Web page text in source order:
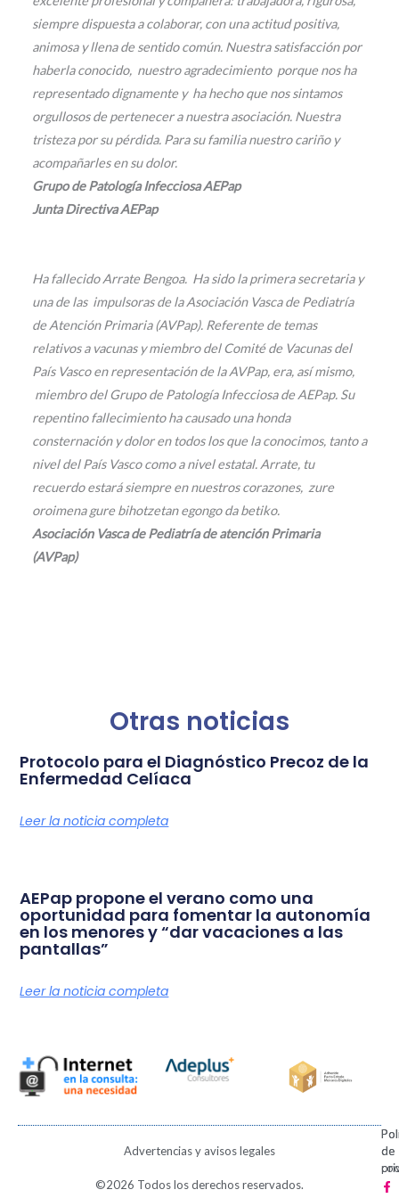
siempre dispuesta a colaborar, con una actitud positiva,
animosa y llena de sentido común. Nuestra satisfacción por
haberla conocido, nuestro agradecimiento porque nos ha
representado dignamente y ha hecho que nos sintamos
orgullosos de pertenecer a nuestra asociación. Nuestra
tristeza por su pérdida. Para su familia nuestro cariño y
acompañarles en su dolor.
Grupo de Patología Infecciosa AEPap
Junta Directiva AEPap
Ha fallecido Arrate Bengoa. Ha sido la primera secretaria y
una de las impulsoras de la Asociación Vasca de Pediatría
de Atención Primaria (AVPap). Referente de temas
relativos a vacunas y miembro del Comité de Vacunas del
País Vasco en representación de la AVPap, era, así mismo,
miembro del Grupo de Patología Infecciosa de AEPap. Su
repentino fallecimiento ha causado una honda
consternación y dolor en todos los que la conocimos, tanto a
nivel del País Vasco como a nivel estatal. Arrate, tu
recuerdo estará siempre en nuestros corazones, zure
oroimena gure bihotzetan egongo da betiko.
Asociación Vasca de Pediatría de atención Primaria
(AVPap)
Otras noticias
Protocolo para el Diagnóstico Precoz de la
Enfermedad Celíaca
Leer la noticia completa
AEPap propone el verano como una
oportunidad para fomentar la autonomía
en los menores y “dar vacaciones a las
pantallas”
Leer la noticia completa
Advertencias y avisos legales
de
de
©2026 Todos los derechos reservados.
F
a
X
-
I
n
V
i
P
i